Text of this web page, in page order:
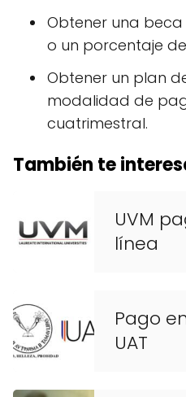
Obtener una
o un porcentaje
Obtener un plan
modalidad de
cuatrimestral.
También te
UVM
línea
Pago
UAT